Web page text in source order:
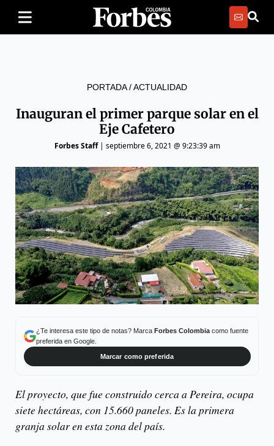
PORTADA/ACTUALIDAD
Inauguran el primer parque solar en el
Eje Cafetero
Forbes Staff| septiembre 6, 2021 @ 9:23:39 am
¿Te interesa este tipo de notas? Marca Forbes Colombiacomo fuente
preferida en Google.
Marcar como preferida
El proyecto, que fue construido cerca a Pereira, ocupa
siete hectáreas, con 15.660 paneles. Es la primera
granja solar en esta zona del país.